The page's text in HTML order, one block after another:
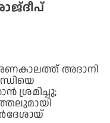
അദാനി
ശ്രമിച്ചു;